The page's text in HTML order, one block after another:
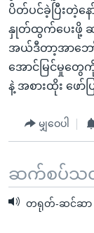
ပိတ်ပင်ခဲ့ပြီးတဲ့န
နှုတ်ထွက်ပေးဖို့ ဆ
အယ်ဒီတာ့အာဘော်
အောင်မြင်မှုတွေကို
နဲ့ အစားထိုး ဖော်
မျှဝေပါ
ဆက်စပ်သတ
တရုတ်-ဆင်ဆာ